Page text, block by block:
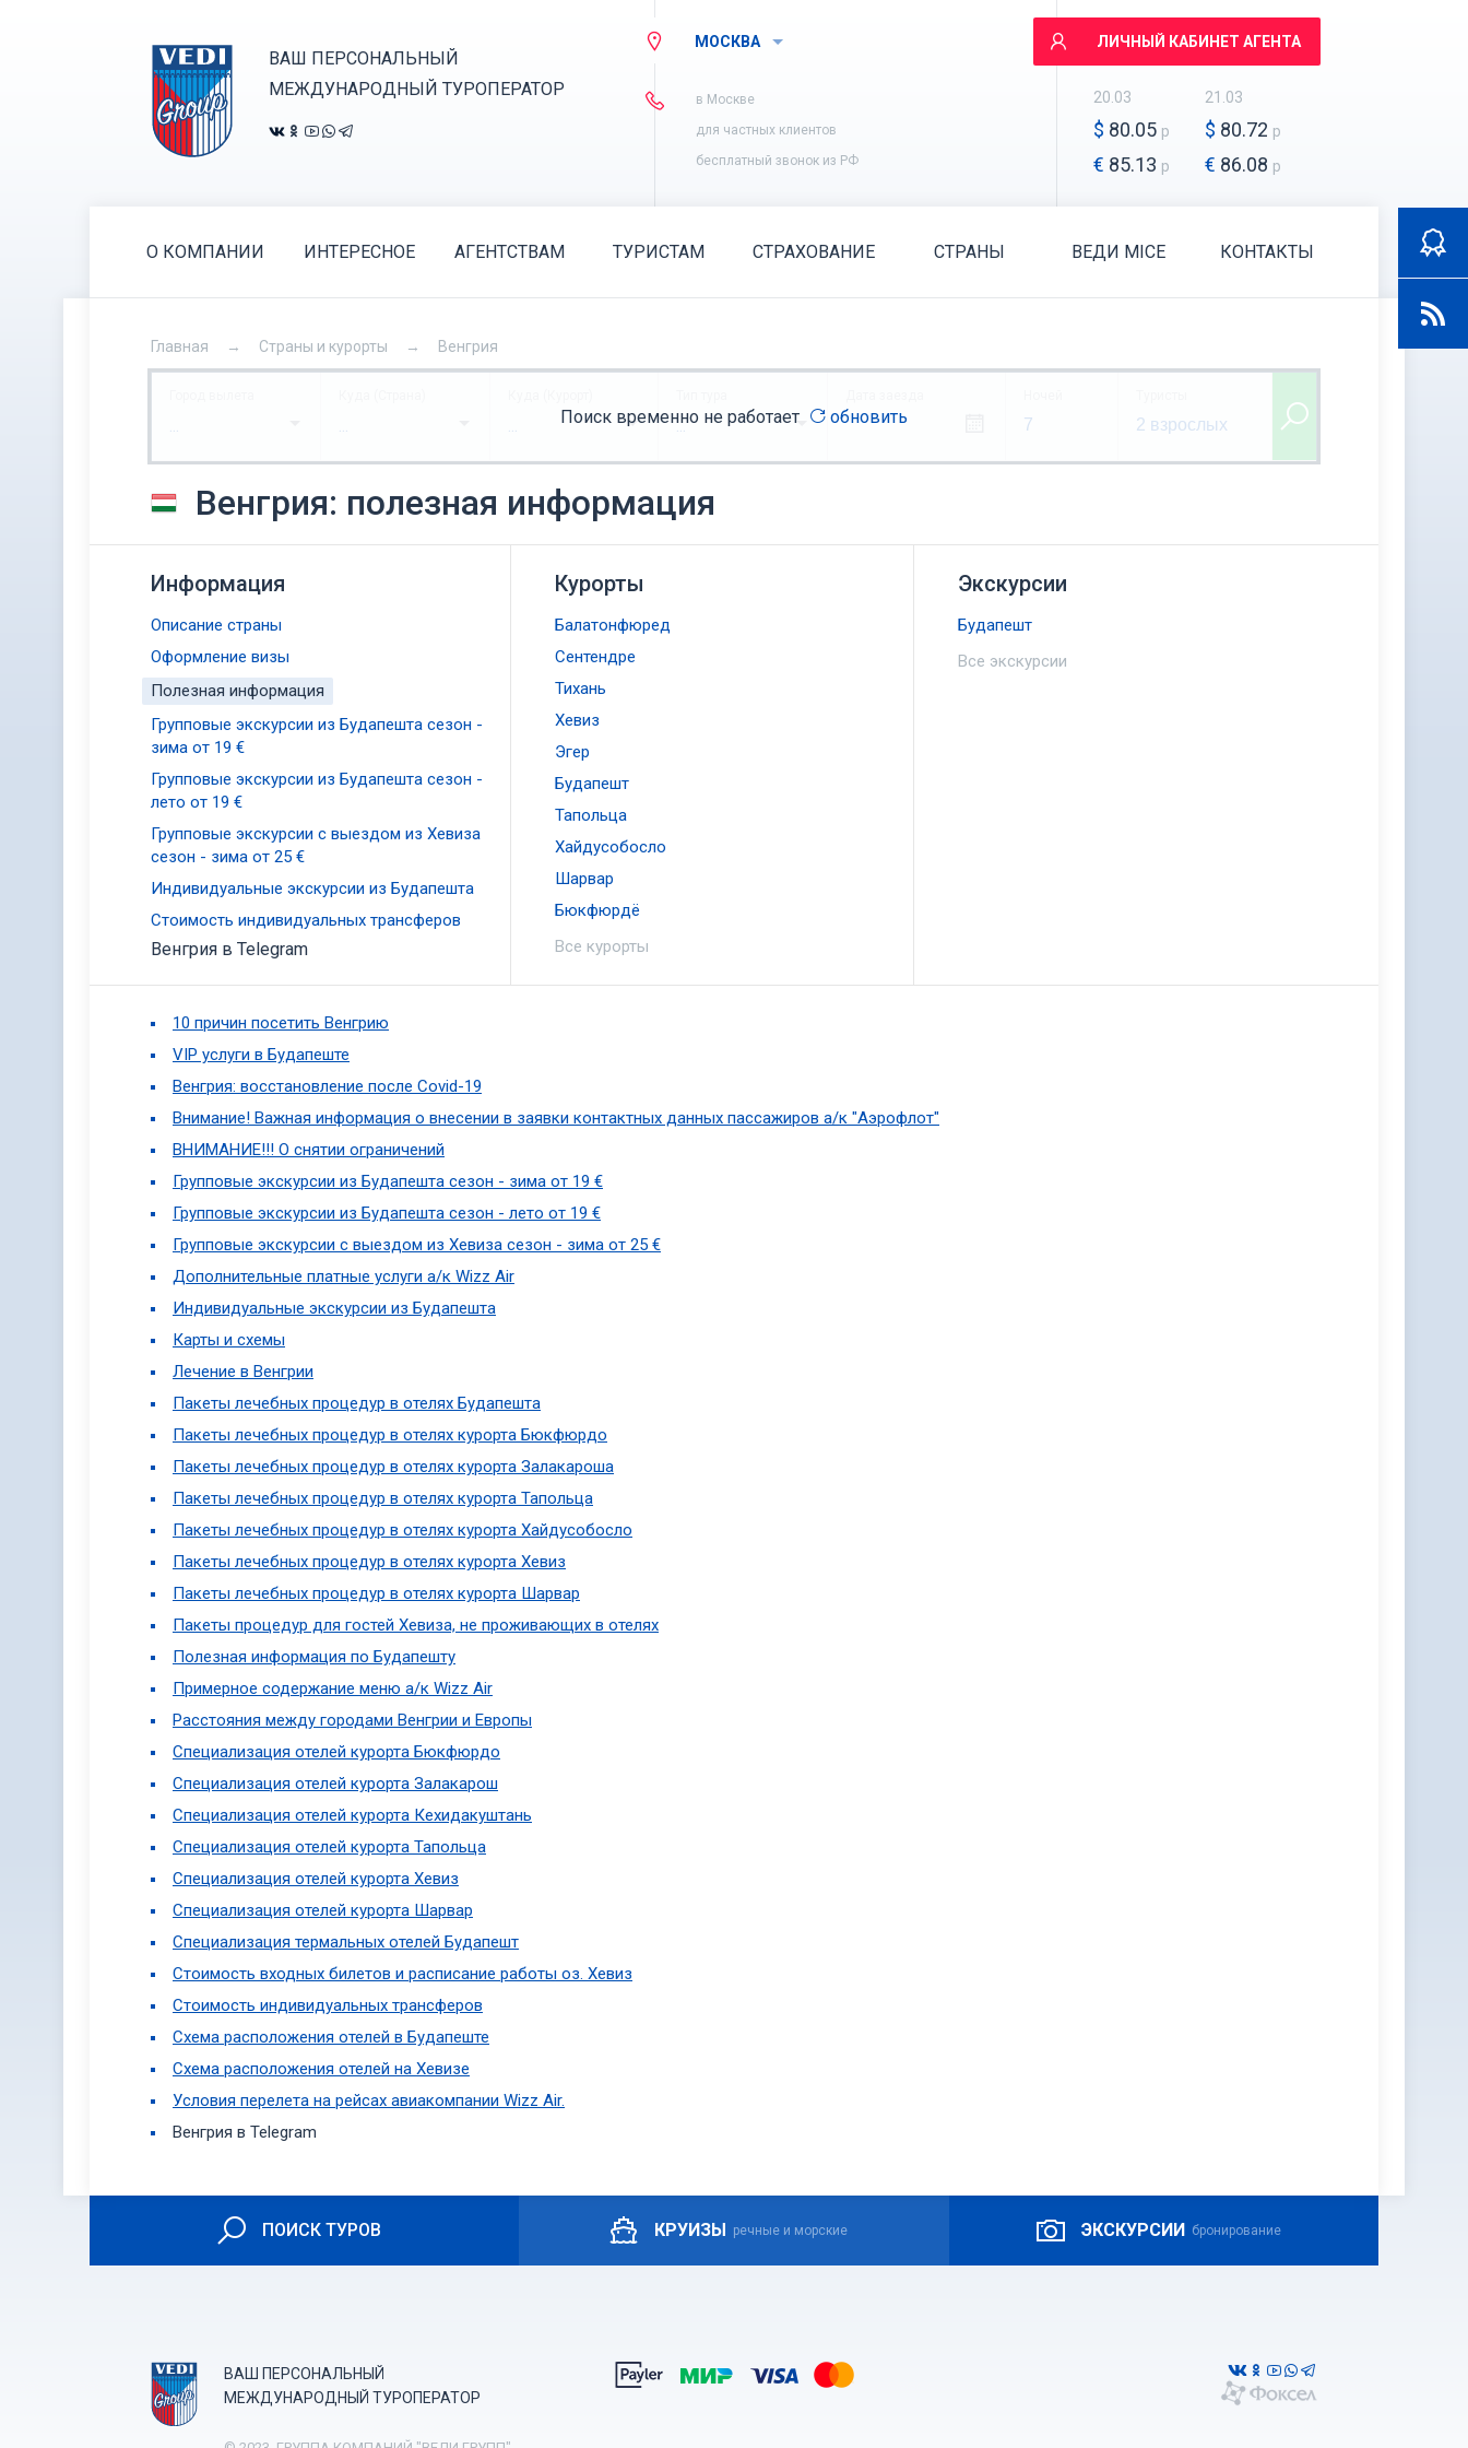
ВАШ ПЕРСОНАЛЬНЫЙ
МЕЖДУНАРОДНЫЙ ТУРОПЕРАТОР
МОСКВА
в Москве
для частных клиентов
бесплатный звонок из РФ
ЛИЧНЫЙ КАБИНЕТ АГЕНТА
20.03
$ 80.05 р
€ 85.13 р
21.03
$ 80.72 р
€ 86.08 р
О КОМПАНИИ ИНТЕРЕСНОЕ АГЕНТСТВАМ ТУРИСТАМ СТРАХОВАНИЕ СТРАНЫ ВЕДИ MICE КОНТАКТЫ
Главная Страны и курорты Венгрия
Поиск временно не работает обновить
... ... ... ... 7 2 взрослых
Венгрия: полезная информация
Информация
Описание страны
Оформление визы
Полезная информация
Групповые экскурсии из Будапешта сезон -
зима от 19 €
Групповые экскурсии из Будапешта сезон -
лето от 19 €
Групповые экскурсии с выездом из Хевиза
сезон - зима от 25 €
Индивидуальные экскурсии из Будапешта
Стоимость индивидуальных трансферов
Венгрия в Telegram
Курорты
Балатонфюред
Сентендре
Тихань
Хевиз
Эгер
Будапешт
Тапольца
Хайдусобосло
Шарвар
Бюкфюрдё
Все курорты
Экскурсии
Будапешт
Все экскурсии
10 причин посетить Венгрию
VIP услуги в Будапеште
Венгрия: восстановление после Covid-19
Внимание! Важная информация о внесении в заявки контактных данных пассажиров а/к "Аэрофлот"
ВНИМАНИЕ!!! О снятии ограничений
Групповые экскурсии из Будапешта сезон - зима от 19 €
Групповые экскурсии из Будапешта сезон - лето от 19 €
Групповые экскурсии с выездом из Хевиза сезон - зима от 25 €
Дополнительные платные услуги а/к Wizz Air
Индивидуальные экскурсии из Будапешта
Карты и схемы
Лечение в Венгрии
Пакеты лечебных процедур в отелях Будапешта
Пакеты лечебных процедур в отелях курорта Бюкфюрдо
Пакеты лечебных процедур в отелях курорта Залакароша
Пакеты лечебных процедур в отелях курорта Тапольца
Пакеты лечебных процедур в отелях курорта Хайдусобосло
Пакеты лечебных процедур в отелях курорта Хевиз
Пакеты лечебных процедур в отелях курорта Шарвар
Пакеты процедур для гостей Хевиза, не проживающих в отелях
Полезная информация по Будапешту
Примерное содержание меню а/к Wizz Air
Расстояния между городами Венгрии и Европы
Специализация отелей курорта Бюкфюрдо
Специализация отелей курорта Залакарош
Специализация отелей курорта Кехидакуштань
Специализация отелей курорта Тапольца
Специализация отелей курорта Хевиз
Специализация отелей курорта Шарвар
Специализация термальных отелей Будапешт
Стоимость входных билетов и расписание работы оз. Хевиз
Стоимость индивидуальных трансферов
Схема расположения отелей в Будапеште
Схема расположения отелей на Хевизе
Условия перелета на рейсах авиакомпании Wizz Air.
Венгрия в Telegram
ПОИСК ТУРОВ КРУИЗЫ речные и морские ЭКСКУРСИИ бронирование
ВАШ ПЕРСОНАЛЬНЫЙ
МЕЖДУНАРОДНЫЙ ТУРОПЕРАТОР